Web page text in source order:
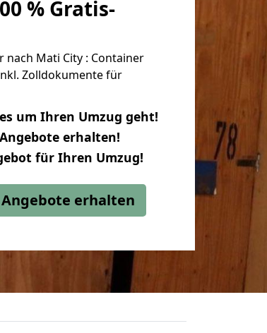
% Gratis-
nach Mati City : Container
Zolldokumente für
um Ihren Umzug geht!
erhalten!
für Ihren Umzug!
erhalten